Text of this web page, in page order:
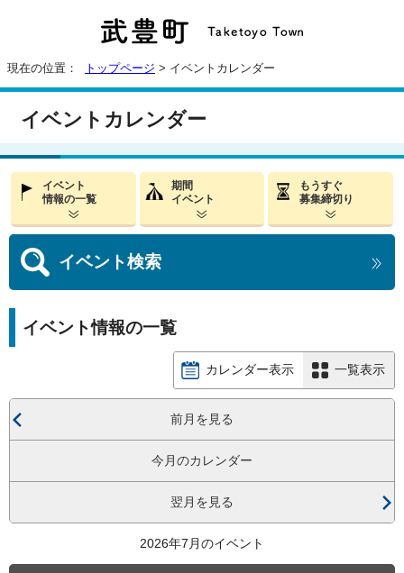
現在の位置： トップページ > イベントカレンダー
イベントカレンダー
イベント
情報の一覧
期間
イベント
もうすぐ
募集締切り
イベント検索
イベント情報の一覧
カレンダー表示 一覧表示
前月を見る
今月のカレンダー
翌月を見る
2026年7月のイベント